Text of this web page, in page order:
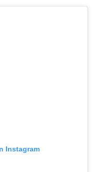
Instagram